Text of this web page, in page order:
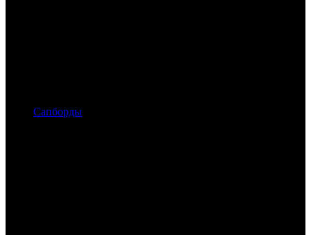
Сапборды